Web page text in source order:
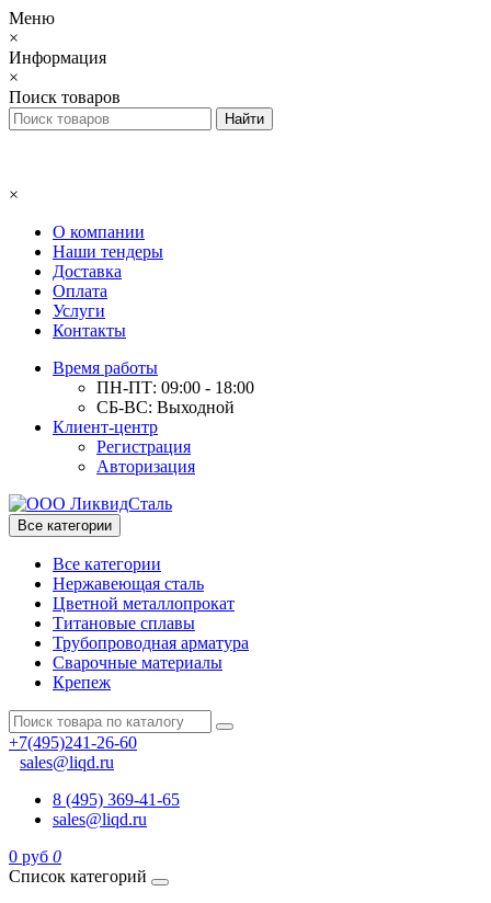
Меню
×
Информация
×
Поиск товаров
×
О компании
Наши тендеры
Доставка
Оплата
Услуги
Контакты
Время работы
ПН-ПТ: 09:00 - 18:00
СБ-ВС: Выходной
Клиент-центр
Регистрация
Авторизация
Все категории
Все категории
Нержавеющая сталь
Цветной металлопрокат
Титановые сплавы
Трубопроводная арматура
Сварочные материалы
Крепеж
+7(495)241-26-60
sales@liqd.ru
8 (495) 369-41-65
sales@liqd.ru
0 руб 0
Список категорий